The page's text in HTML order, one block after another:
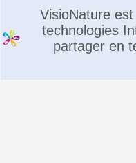
VisioNature
technologies
partager en